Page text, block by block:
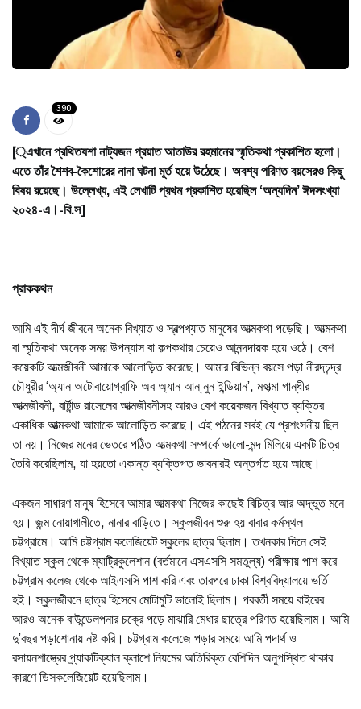
390
[্এখানে প্রথিতযশা নাট্যজন প্রয়াত আতাউর রহমানের স্মৃতিকথা প্রকাশিত হলো।
এতে তাঁর শৈশব-কৈশোরের নানা ঘটনা মূর্ত হয়ে উঠেছে। অবশ্য পরিণত বয়সেরও কিছু
বিষয় রয়েছে। উল্লেখ্য, এই লেখাটি প্রথম প্রকাশিত হয়েছিল ‘অন্যদিন’ ঈদসংখ্যা
২০২৪-এ।-বি.স]
প্রাককথন
আমি এই দীর্ঘ জীবনে অনেক বিখ্যাত ও স্বল্পখ্যাত মানুষের আত্মকথা পড়েছি। আত্মকথা
বা স্মৃতিকথা অনেক সময় উপন্যাস বা কল্পকথার চেয়েও আনন্দদায়ক হয়ে ওঠে। বেশ
কয়েকটি আত্মজীবনী আমাকে আলোড়িত করেছে। আমার বিভিন্ন বয়সে পড়া নীরদচন্দ্র
চৌধুরীর ‘অ্যান অটোবায়োগ্রাফি অব অ্যান আন্ নুন ইন্ডিয়ান’, মহাত্মা গান্ধীর
আত্মজীবনী, বার্টান্ড রাসেলের আত্মজীবনীসহ আরও বেশ কয়েকজন বিখ্যাত ব্যক্তির
একাধিক আত্মকথা আমাকে আলোড়িত করেছে। এই পঠনের সবই যে প্রশংসনীয় ছিল
তা নয়। নিজের মনের ভেতরে পঠিত আত্মকথা সম্পর্কে ভালো-মন্দ মিলিয়ে একটি চিত্র
তৈরি করেছিলাম, যা হয়তো একান্ত ব্যক্তিগত ভাবনারই অন্তর্গত হয়ে আছে।
একজন সাধারণ মানুষ হিসেবে আমার আত্মকথা নিজের কাছেই বিচিত্র আর অদ্ভুত মনে
হয়। জন্ম নোয়াখালীতে, নানার বাড়িতে। স্কুলজীবন শুরু হয় বাবার কর্মস্থল
চট্টগ্রামে। আমি চট্টগ্রাম কলেজিয়েট স্কুলের ছাত্র ছিলাম। তখনকার দিনে সেই
বিখ্যাত স্কুল থেকে ম্যাট্রিকুলেশান (বর্তমানে এসএসসি সমতুল্য) পরীক্ষায় পাশ করে
চট্টগ্রাম কলেজ থেকে আইএসসি পাশ করি এবং তারপরে ঢাকা বিশ্ববিদ্যালয়ে ভর্তি
হই। স্কুলজীবনে ছাত্র হিসেবে মোটামুটি ভালোই ছিলাম। পরবর্তী সময়ে বাইরের
আরও অনেক বাউন্ডেলপনার চক্রে পড়ে মাঝারি মেধার ছাত্রে পরিণত হয়েছিলাম। আমি
দু’বছর পড়াশোনায় নষ্ট করি। চট্টগ্রাম কলেজে পড়ার সময়ে আমি পদার্থ ও
রসায়নশাস্ত্রের প্র্যাকটিক্যাল ক্লাশে নিয়মের অতিরিক্ত বেশিদিন অনুপস্থিত থাকার
কারণে ডিসকলেজিয়েট হয়েছিলাম।